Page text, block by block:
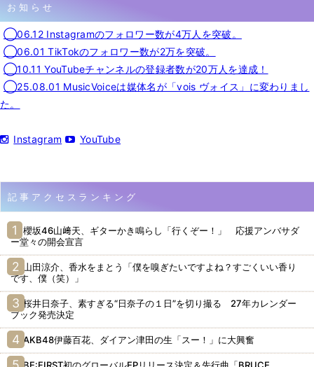
お知らせ
◯06.12 Instagramのフォロワー数が4万人を突破。
◯06.01 TikTokのフォロワー数が2万を突破。
◯10.11 YouTubeチャンネルの登録者数が20万人を達成！
◯25.08.01 MusicVoiceは媒体名が「vois ヴォイス」に変わりまし
た。
Instagram YouTube
記事アクセスランキング
櫻坂46山﨑天、ギターかき鳴らし「行くぞー！」 応援アンバサダ
ー堂々の開会宣言
山田涼介、香水をまとう「僕を嗅ぎたいですよね？すごくいい香り
です、僕（笑）」
桜井日奈子、素すぎる“日奈子の１日”を切り撮る 27年カレンダー
ブック発売決定
AKB48伊藤百花、ダイアン津田の生「スー！」に大興奮
BE:FIRST初のグローバルEPリリース決定＆先行曲「BRUCE